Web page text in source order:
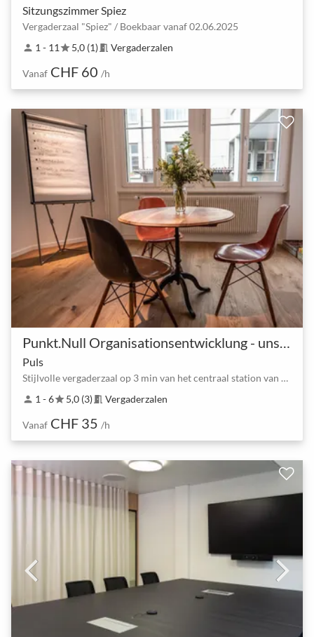
Sitzungszimmer Spiez
Vergaderzaal "Spiez" / Boekbaar vanaf 02.06.2025
person 1 - 11star5,0 (1) meeting_room Vergaderzalen
Vanaf CHF 60 /h
Puls
Stijlvolle vergaderzaal op 3 min van het centraal station van Bern
person 1 - 6star5,0 (3) meeting_room Vergaderzalen
Vanaf CHF 35 /h